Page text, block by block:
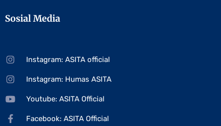
Sosial Media
Instagram: ASITA official
Instagram: Humas ASITA
Youtube: ASITA Official
Facebook: ASITA Official